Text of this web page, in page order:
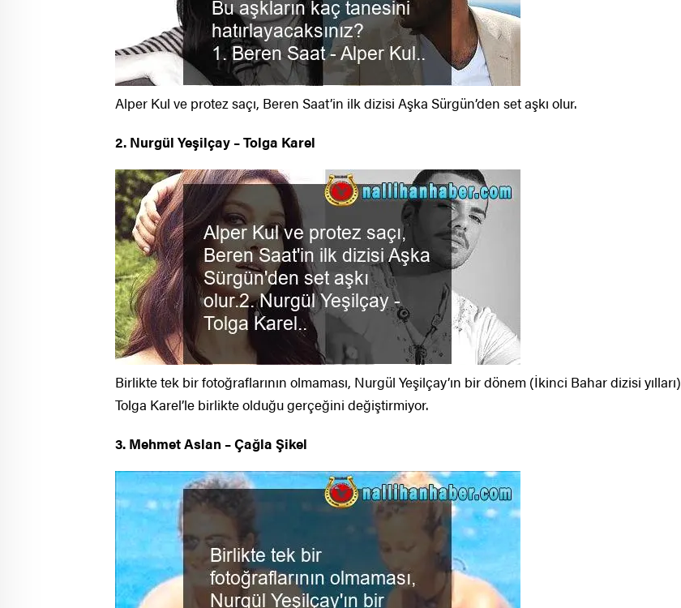
Alper Kul ve protez saçı, Beren Saat’in ilk dizisi Aşka Sürgün’den set aşkı olur.
2. Nurgül Yeşilçay – Tolga Karel
Birlikte tek bir fotoğraflarının olmaması, Nurgül Yeşilçay’ın bir dönem (İkinci Bahar dizisi yılları)
Tolga Karel’le birlikte olduğu gerçeğini değiştirmiyor.
3. Mehmet Aslan – Çağla Şikel